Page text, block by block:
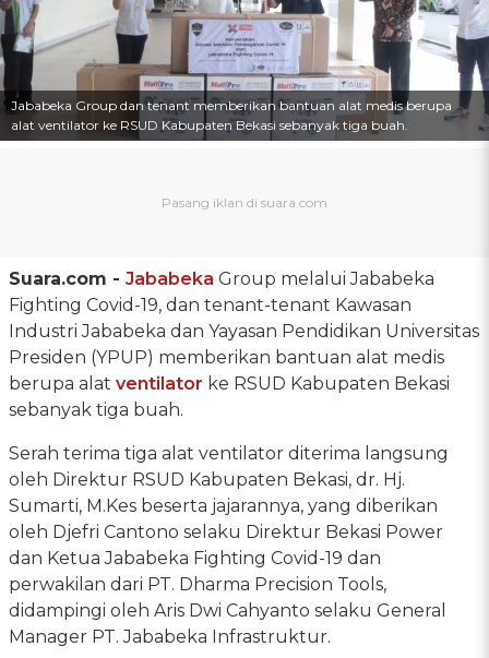
Jababeka Group dan tenant memberikan bantuan alat medis berupa
alat ventilator ke RSUD Kabupaten Bekasi sebanyak tiga buah.
Suara.com - Jababeka Group melalui Jababeka
Fighting Covid-19, dan tenant-tenant Kawasan
Industri Jababeka dan Yayasan Pendidikan Universitas
Presiden (YPUP) memberikan bantuan alat medis
berupa alat ventilator ke RSUD Kabupaten Bekasi
sebanyak tiga buah.
Serah terima tiga alat ventilator diterima langsung
oleh Direktur RSUD Kabupaten Bekasi, dr. Hj.
Sumarti, M.Kes beserta jajarannya, yang diberikan
oleh Djefri Cantono selaku Direktur Bekasi Power
dan Ketua Jababeka Fighting Covid-19 dan
perwakilan dari PT. Dharma Precision Tools,
didampingi oleh Aris Dwi Cahyanto selaku General
Manager PT. Jababeka Infrastruktur.